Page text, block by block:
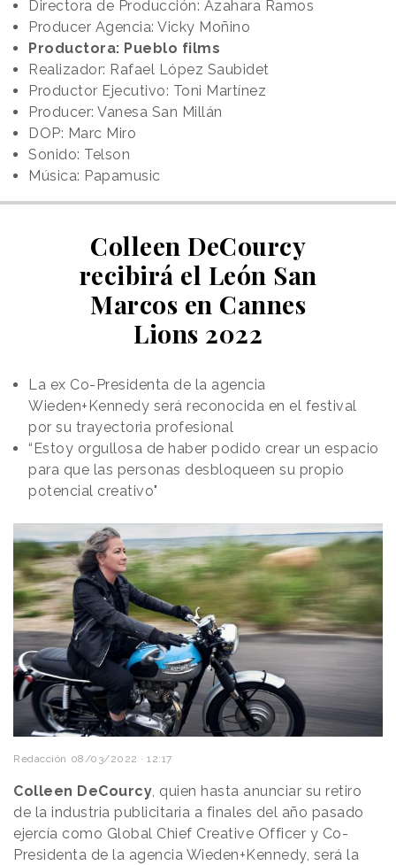
Directora de Producción: Azahara Ramos
Producer Agencia: Vicky Moñino
Productora: Pueblo films
Realizador: Rafael López Saubidet
Productor Ejecutivo: Toni Martínez
Producer: Vanesa San Millán
DOP: Marc Miro
Sonido: Telson
Música: Papamusic
Colleen DeCourcy
recibirá el León San
Marcos en Cannes
Lions 2022
La ex Co-Presidenta de la agencia
Wieden+Kennedy será reconocida en el festival
por su trayectoria profesional
“Estoy orgullosa de haber podido crear un espacio
para que las personas desbloqueen su propio
potencial creativo"
Redacción 08/03/2022 · 12:17
Colleen DeCourcy, quien hasta anunciar su retiro
de la industria publicitaria a finales del año pasado
ejercía como Global Chief Creative Officer y Co-
Presidenta de la agencia Wieden+Kennedy, será la